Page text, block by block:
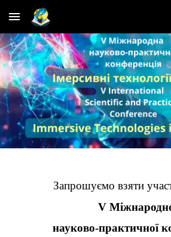
Skip to main content
Запрошуємо взяти
V
науково-практичної